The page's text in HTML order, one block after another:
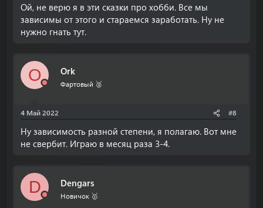
Ой, не верю я в эти сказки про хобби. Все мы
зависимы от этого и стараемся заработать. Ну не
нужно гнать тут.
O Ork
Фартовый 🥈
4 Май 2022 #8
Ну зависимость разной степени, я полагаю. Вот мне
не свербит. Играю в месяц раза 3-4.
D Dengars
Новичок 🥇